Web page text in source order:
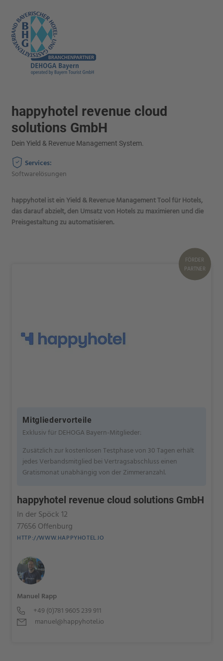
FÖRDER
PARTNER
Mitgliedervorteile
Exklusiv für DEHOGA Bayern-Mitglieder:
Zusätzlich zur kostenlosen Testphase von 30 Tagen erhält
jedes Verbandsmitglied bei Vertragsabschluss einen
Gratismonat unabhängig von der Zimmeranzahl.
happyhotel revenue cloud solutions GmbH
In der Spöck 12
77656 Offenburg
HTTP://WWW.HAPPYHOTEL.IO
Manuel Rapp
+49 (0)781 9605 239 911
manuel@happyhotel.io
happyhotel revenue cloud
solutions GmbH
Dein Yield & Revenue Management System.
Services:
Softwarelösungen
happyhotel ist ein Yield & Revenue Management Tool für Hotels,
das darauf abzielt, den Umsatz von Hotels zu maximieren und die
Preisgestaltung zu automatisieren.